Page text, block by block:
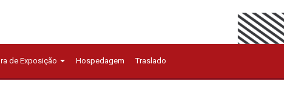
de Exposição Hospedagem Traslado